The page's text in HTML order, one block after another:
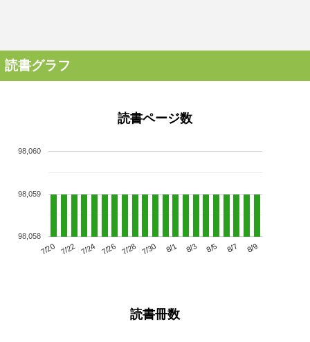
読書グラフ
読書ページ数
7/20 7/22 7/24 7/26 7/28 7/30 8/1 8/3 8/5 8/7 8/9
98,058
98,059
98,060
読書冊数